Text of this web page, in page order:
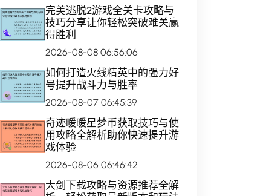
完美逃脱2游戏全关卡攻略与
技巧分享让你轻松突破难关赢
得胜利
2026-08-08 06:56:06
如何打造火线精英中的强力好
号提升战斗力与胜率
2026-08-07 06:45:39
奇迹暖暖星梦币获取技巧与使
用攻略全解析助你快速提升游
戏体验
2026-08-06 06:46:42
大剑下载攻略与资源推荐全解